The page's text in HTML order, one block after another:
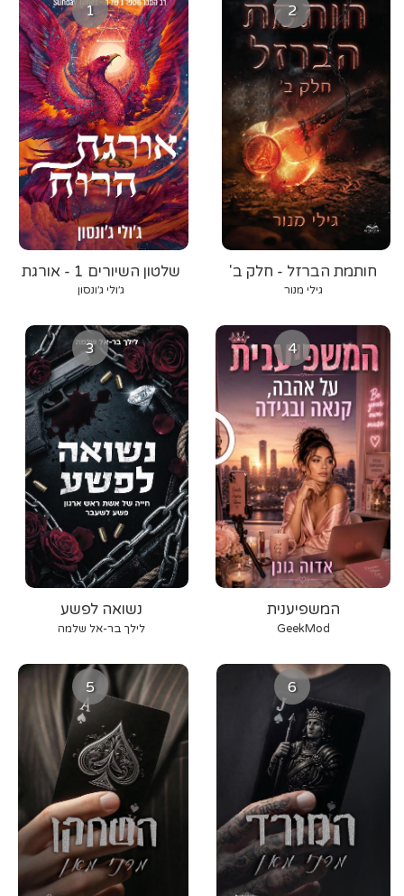
1
שלטון השיורים 1 - אורגת
הרוח
ג׳ולי ג׳ונסון
2
חותמת הברזל - חלק ב'
גילי מנור
3
נשואה לפשע
לילך בר-אל שלמה
4
המשפיענית
GeekMod
5 6